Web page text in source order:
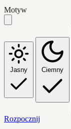
Motyw
Jasny Ciemny
Rozpocznij